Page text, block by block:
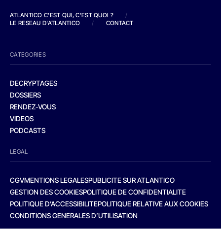
ATLANTICO C'EST QUI, C'EST QUOI ?
/
LE RESEAU D'ATLANTICO
/ CONTACT
CATEGORIES
DECRYPTAGES
DOSSIERS
RENDEZ-VOUS
VIDEOS
PODCASTS
LEGAL
CGVMENTIONS LEGALESPUBLICITE SUR ATLANTICO
GESTION DES COOKIESPOLITIQUE DE CONFIDENTIALITE
POLITIQUE D’ACCESSIBILITEPOLITIQUE RELATIVE AUX COOKIES
CONDITIONS GENERALES D’UTILISATION